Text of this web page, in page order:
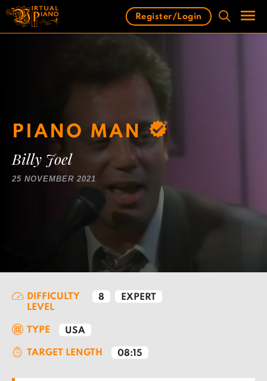
Skip
content
Register/Login
PIANO MAN
Billy Joel
25 NOVEMBER 2021
DIFFICULTY
LEVEL
8 EXPERT
TYPE USA
TARGET LENGTH 08:15